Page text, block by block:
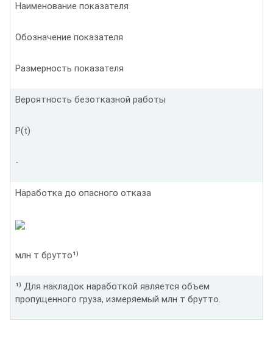
Наименование показателя
Обозначение показателя
Размерность показателя
Вероятность безотказной работы
P(t)
-
Наработка до опасного отказа
млн т брутто¹⁾
¹⁾ Для накладок наработкой является объем
пропущенного груза, измеряемый млн т брутто.